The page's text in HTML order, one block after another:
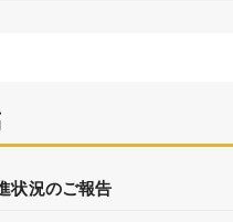
状況のご報告